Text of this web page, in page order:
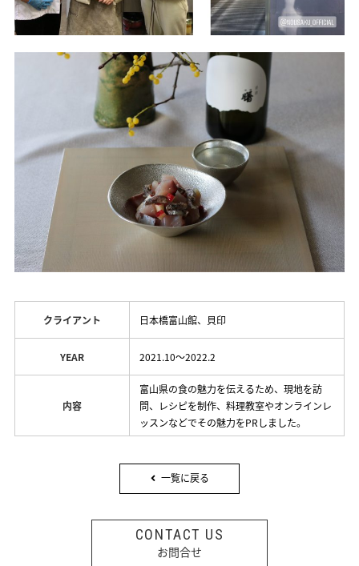
クライアント 日本橋富山館、貝印
YEAR 2021.10～2022.2
内容
富山県の食の魅力を伝えるため、現地を訪
問、レシピを制作、料理教室やオンラインレ
ッスンなどでその魅力をPRしました。
一覧に戻る
CONTACT US
お問合せ